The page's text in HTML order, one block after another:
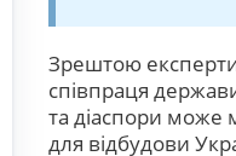
Зрештою
співпраця
та діаспори може
для відбудови